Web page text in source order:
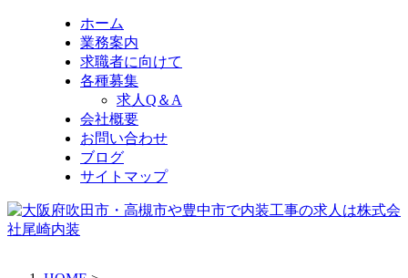
ホーム
業務案内
求職者に向けて
各種募集
求人Q＆A
会社概要
お問い合わせ
ブログ
サイトマップ